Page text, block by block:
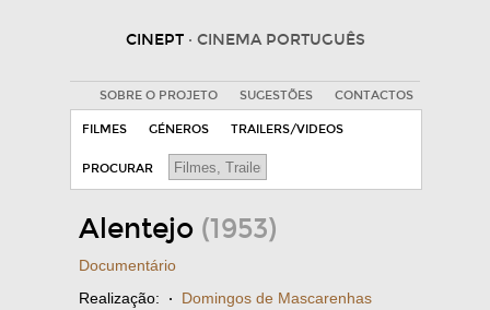
CINEPT · CINEMA PORTUGUÊS
SOBRE O PROJETO SUGESTÕES CONTACTOS
FILMES GÉNEROS TRAILERS/VIDEOS
PROCURAR
Alentejo (1953)
Documentário
Realização: · Domingos de Mascarenhas